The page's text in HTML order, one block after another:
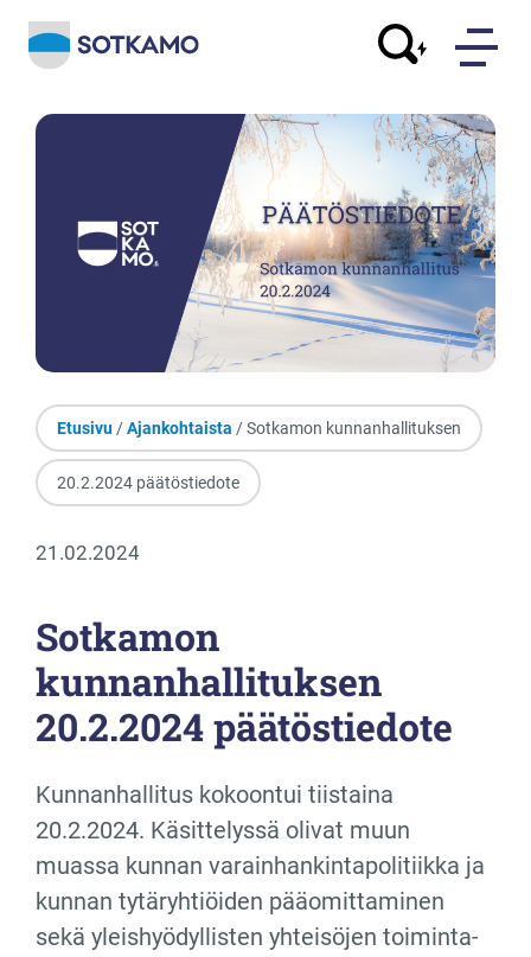
Etusivu/Ajankohtaista / Sotkamon kunnanhallituksen
20.2.2024 päätöstiedote
21.02.2024
Sotkamon
kunnanhallituksen
20.2.2024 päätöstiedote
Kunnanhallitus kokoontui tiistaina
20.2.2024. Käsittelyssä olivat muun
muassa kunnan varainhankintapolitiikka ja
kunnan tytäryhtiöiden pääomittaminen
sekä yleishyödyllisten yhteisöjen toiminta-